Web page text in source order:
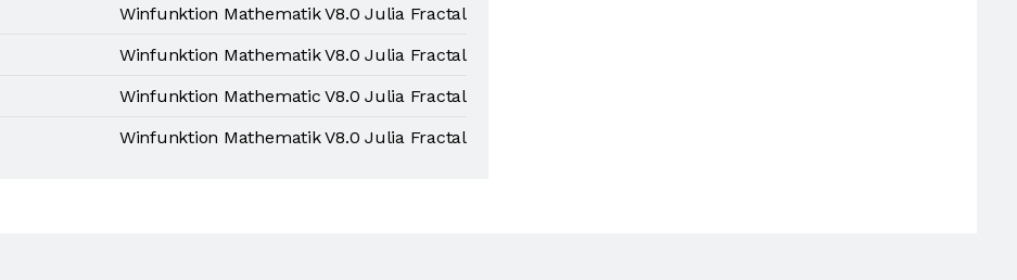
Winfunktion Mathematik V8.0 Julia Fractal
Winfunktion Mathematik V8.0 Julia Fractal
Winfunktion Mathematic V8.0 Julia Fractal
Winfunktion Mathematik V8.0 Julia Fractal